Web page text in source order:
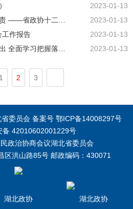
2023-01-13
作报告及提案工作情况的报告解读
2023-01-13
工作报告
2023-01-13
力开创新时代新征程我省政协工作新局面
2023-01-13
1 2 3
委员会 备案号 鄂ICP备14008297号
备 42010602001229号
政治协商会议湖北省委员会
区洪山路85号 邮政编码：430071
湖北政协 湖北政协